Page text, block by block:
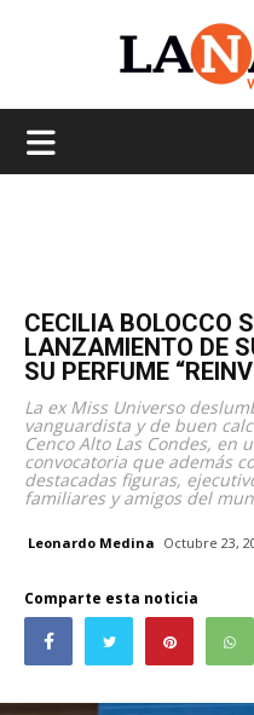
CECILIA BOLOCCO
LANZAMIENTO DE
SU PERFUME
La ex Miss Universo
vanguardista y de buen
Cenco Alto Las Condes, en
convocatoria que además
destacadas figuras,
familiares y amigos del
Leonardo Medina Octubre 23,
Comparte esta noticia